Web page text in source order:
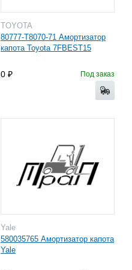
TOYOTA
80777-Т8070-71 Амортизатор
капота Toyota 7FBEST15
0 Под заказ
Yale
580035765 Амортизатор капота
Yale